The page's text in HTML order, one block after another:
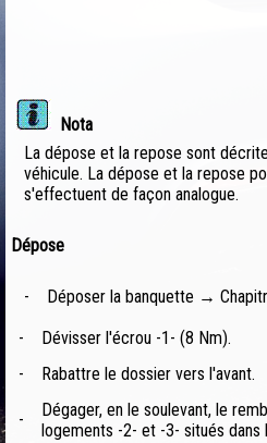
Nota
La dépose et la repose sont
véhicule. La dépose et la repose
s'effectuent de façon analogue.
Dépose
-
Déposer la banquette →
-
Dévisser l'écrou -1- (8 Nm).
-
Rabattre le dossier vers l'avant.
-
Dégager, en le soulevant, le
logements -2- et -3- situés dans